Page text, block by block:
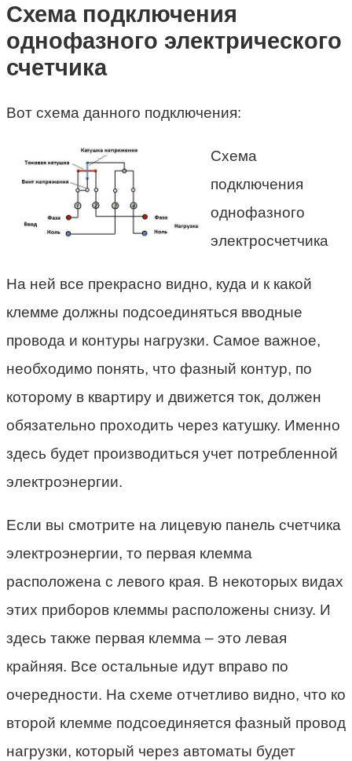
Схема подключения
однофазного электрического
счетчика
Вот схема данного подключения:
Схема
подключения
однофазного
электросчетчика
На ней все прекрасно видно, куда и к какой
клемме должны подсоединяться вводные
провода и контуры нагрузки. Самое важное,
необходимо понять, что фазный контур, по
которому в квартиру и движется ток, должен
обязательно проходить через катушку. Именно
здесь будет производиться учет потребленной
электроэнергии.
Если вы смотрите на лицевую панель счетчика
электроэнергии, то первая клемма
расположена с левого края. В некоторых видах
этих приборов клеммы расположены снизу. И
здесь также первая клемма – это левая
крайняя. Все остальные идут вправо по
очередности. На схеме отчетливо видно, что ко
второй клемме подсоединяется фазный провод
нагрузки, который через автоматы будет